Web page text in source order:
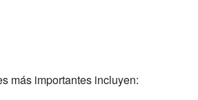
más importantes incluyen: